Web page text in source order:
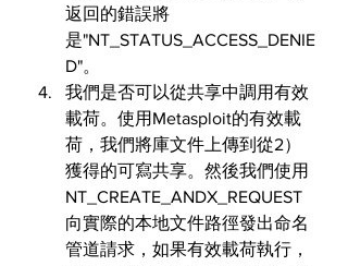
返回的錯誤將
是"NT_STATUS_ACCESS_DENIE
D"。
我們是否可以從共享中調用有效
載荷。使用Metasploit的有效載
荷，我們將庫文件上傳到從2）
獲得的可寫共享。然後我們使用
NT_CREATE_ANDX_REQUEST
向實際的本地文件路徑發出命名
管道請求，如果有效載荷執行，